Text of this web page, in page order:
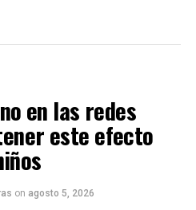
en las redes
este efecto
on agosto 5, 2026